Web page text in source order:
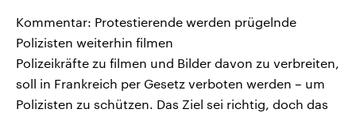
Kommentar: Protestierende werden prügelnde
Polizisten weiterhin filmen
Polizeikräfte zu filmen und Bilder davon zu verbreiten,
soll in Frankreich per Gesetz verboten werden – um
Polizisten zu schützen. Das Ziel sei richtig, doch das